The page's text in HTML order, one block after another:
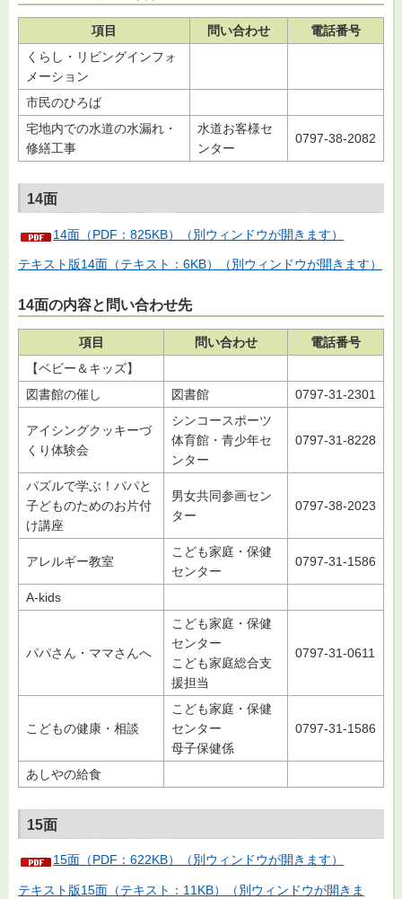
項目 問い合わせ
電話番号
くらし・リビングインフォ
メーション
市民のひろば
宅地内での水道の水漏れ・
修繕工事
水道お客様セ
ンター
0797-38-2082
14面
14面（PDF：825KB）（別ウィンドウが開きます）
テキスト版14面（テキスト：6KB）（別ウィンドウが開きます）
14面の内容と問い合わせ先
項目 問い合わせ
電話番号
【ベビー＆キッズ】
図書館の催し
図書館 0797-31-2301
アイシングクッキーづ
くり体験会
シンコースポーツ
体育館・青少年セ
ンター
0797-31-8228
パズルで学ぶ！パパと
子どものためのお片付
け講座
男女共同参画セン
ター
0797-38-2023
アレルギー教室
こども家庭・保健
センター
0797-31-1586
A-kids
パパさん・ママさんへ
こども家庭・保健
センター
こども家庭総合支
援担当
0797-31-0611
こどもの健康・相談
こども家庭・保健
センター
母子保健係
0797-31-1586
あしやの給食
15面
15面（PDF：622KB）（別ウィンドウが開きます）
テキスト版15面（テキスト：11KB）（別ウィンドウが開きま